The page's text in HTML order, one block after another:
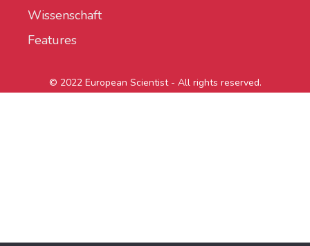
Wissenschaft
Features
© 2022 European Scientist - All rights reserved.